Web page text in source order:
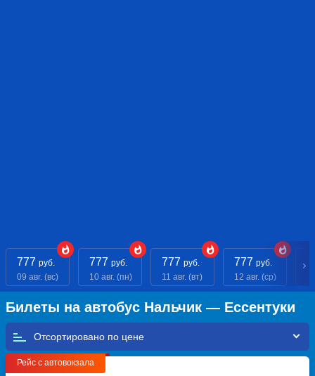
777 руб.
09 авг. (вс)
777 руб.
10 авг. (пн)
777 руб.
11 авг. (вт)
777 руб.
12 авг. (ср)
Билеты на автобус Нальчик — Ессентуки
Отсортировано по
Рейс с автовокзала